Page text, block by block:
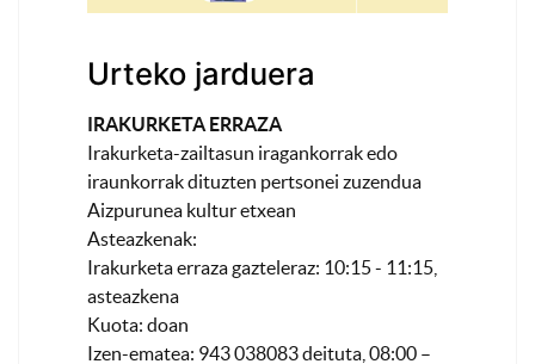
Urteko jarduera
IRAKURKETA ERRAZA
Irakurketa-zailtasun iragankorrak edo
iraunkorrak dituzten pertsonei zuzendua
Aizpurunea kultur etxean
Asteazkenak:
Irakurketa erraza gazteleraz: 10:15 - 11:15,
asteazkena
Kuota: doan
Izen-ematea: 943 038083 deituta, 08:00 –